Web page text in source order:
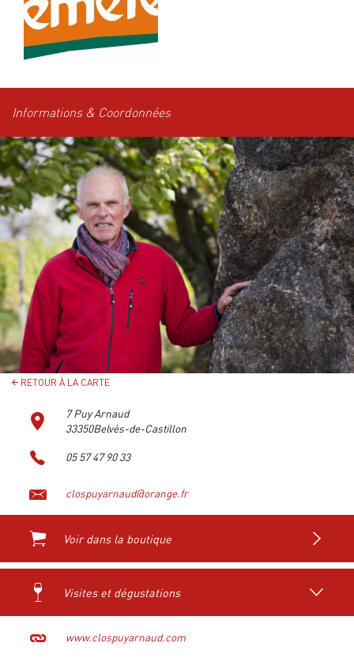
Informations & Coordonnées
RETOUR À LA CARTE
7 Puy Arnaud
33350Belvès-de-Castillon
05 57 47 90 33
clospuyarnaud@orange.fr
Voir dans la boutique
Visites et dégustations
www.clospuyarnaud.com